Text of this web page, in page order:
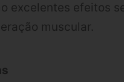
excelentes efeitos
muscular.